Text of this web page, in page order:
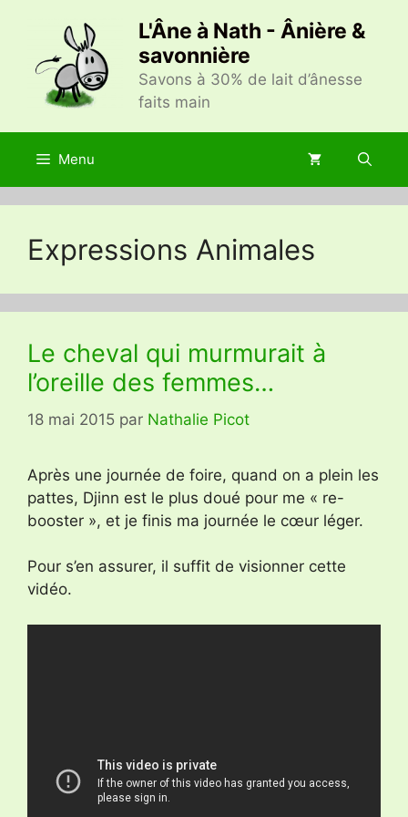
contenu
L'Âne à Nath - Ânière &
savonnière
Savons à 30% de lait d’ânesse
faits main
Menu
Expressions Animales
Le cheval qui murmurait à
l’oreille des femmes…
18 mai 2015 par Nathalie Picot
Après une journée de foire, quand on a plein les
pattes, Djinn est le plus doué pour me « re-
booster », et je finis ma journée le cœur léger.
Pour s’en assurer, il suffit de visionner cette
vidéo.